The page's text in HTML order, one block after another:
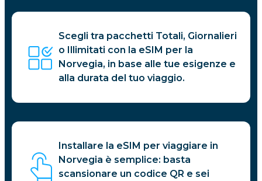
Scegli tra pacchetti Totali, Giornalieri
o Illimitati con la eSIM per la
Norvegia, in base alle tue esigenze e
alla durata del tuo viaggio.
Installare la eSIM per viaggiare in
Norvegia è semplice: basta
scansionare un codice QR e sei